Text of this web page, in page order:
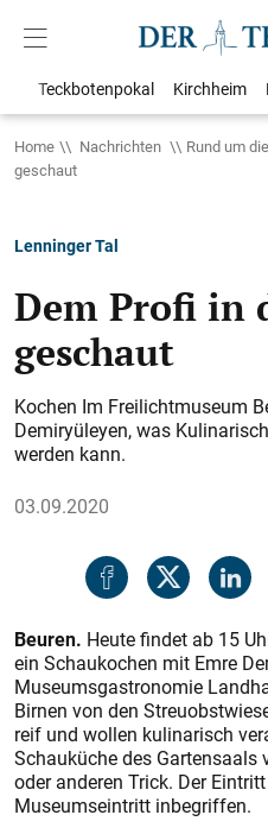
Teckbotenpokal Kirchheim
Home Nachrichten Rund um
geschaut
Lenninger Tal
Dem Profi in
geschaut
Kochen Im Freilichtmuseum
Demiryüleyen, was
werden kann.
03.09.2020
Beuren. Heute findet ab 15
ein Schaukochen mit Emre
Museumsgastronomie
Birnen von den
reif und wollen kulinarisch
Schauküche des Gartensaals
oder anderen Trick. Der
Museumseintritt inbegriffen.